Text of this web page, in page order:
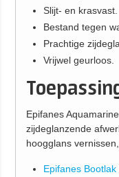
Slijt- en krasvast.
Bestand tegen
Prachtige
Vrijwel geurloos.
Epifanes
zijdeglanzende
hoogglans
Epifanes Bootlak